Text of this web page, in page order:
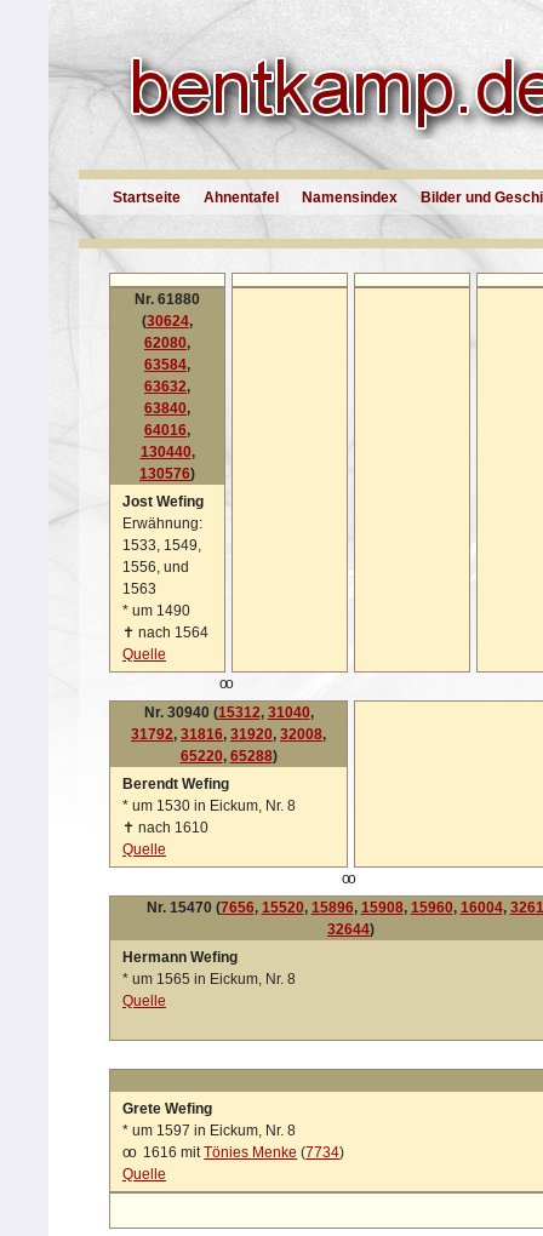
Startseite Ahnentafel Namensindex Bilder und
Nr. 61880
(30624,
62080,
63584,
63632,
63840,
64016,
130440,
130576)
Jost Wefing
Erwähnung:
1533, 1549,
1556, und
1563
* um 1490
✝ nach 1564
Quelle
oo
Nr. 30940 (15312, 31040,
31792, 31816, 31920, 32008,
65220, 65288)
Berendt Wefing
* um 1530 in Eickum, Nr. 8
✝ nach 1610
Quelle
oo
Nr. 15470 (7656, 15520, 15896, 15908, 15960, 16004,
32644)
Hermann Wefing
* um 1565 in Eickum, Nr. 8
Quelle
Grete Wefing
* um 1597 in Eickum, Nr. 8
oo
1616 mitTönies Menke (7734)
Quelle